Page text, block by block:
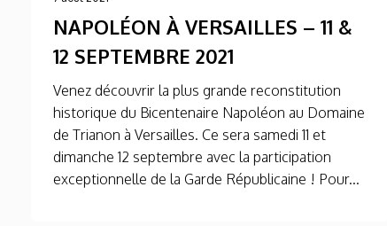
NAPOLÉON À VERSAILLES – 11 &
12 SEPTEMBRE 2021
Venez découvrir la plus grande reconstitution
historique du Bicentenaire Napoléon au Domaine
de Trianon à Versailles. Ce sera samedi 11 et
dimanche 12 septembre avec la participation
exceptionnelle de la Garde Républicaine ! Pour...